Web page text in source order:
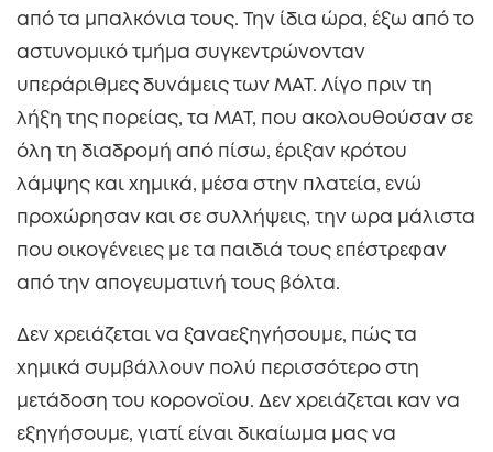
από τα μπαλκόνια τους. Την ίδια ώρα, έξω από το
αστυνομικό τμήμα συγκεντρώνονταν
υπεράριθμες δυνάμεις των ΜΑΤ. Λίγο πριν τη
λήξη της πορείας, τα ΜΑΤ, που ακολουθούσαν σε
όλη τη διαδρομή από πίσω, έριξαν κρότου
λάμψης και χημικά, μέσα στην πλατεία, ενώ
προχώρησαν και σε συλλήψεις, την ωρα μάλιστα
που οικογένειες με τα παιδιά τους επέστρεφαν
από την απογευματινή τους βόλτα.
Δεν χρειάζεται να ξαναεξηγήσουμε, πώς τα
χημικά συμβάλλουν πολύ περισσότερο στη
μετάδοση του κορονοϊου. Δεν χρειάζεται καν να
εξηγήσουμε, γιατί είναι δικαίωμα μας να